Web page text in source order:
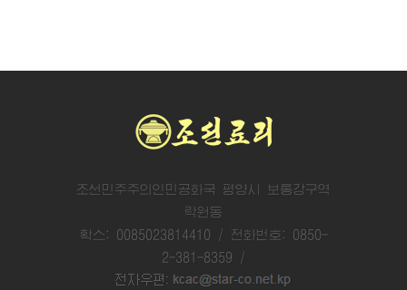
조선민주주의인민공화국 평양시 보통강구역
락원동
확스: 0085023814410 / 전화번호: 0850-
2-381-8359 /